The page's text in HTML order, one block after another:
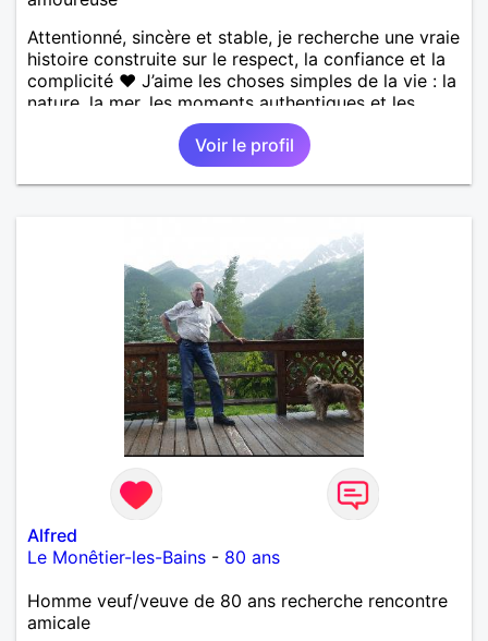
Attentionné, sincère et stable, je recherche une vraie
histoire construite sur le respect, la confiance et la
complicité ❤️ J’aime les choses simples de la vie : la
nature, la mer, les moments authentiques et les
personnes au grand cœur 🌊🌿 Très câlin et
affectueux, j’adore les petits moments de tendresse
et les calinous réguliers 😊❤️ La solitude finit parfois
par peser, alors si tu es en Nouvelle-Calédonie et
temps de discuter… et laissons l’avenir nous guider
Voir le profil
Alfred
Le Monêtier-les-Bains - 80 ans
Homme veuf/veuve de 80 ans recherche rencontre
amicale